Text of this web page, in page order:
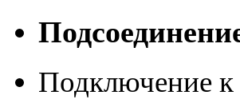
Подключение к